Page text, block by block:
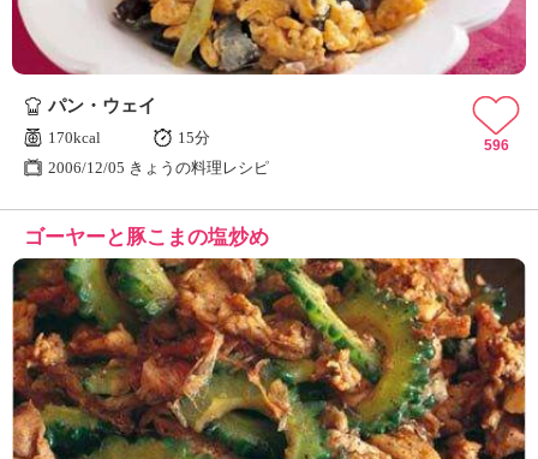
パン・ウェイ
170kcal
15分
2006/12/05 きょうの料理レシピ
596
ゴーヤーと豚こまの塩炒め